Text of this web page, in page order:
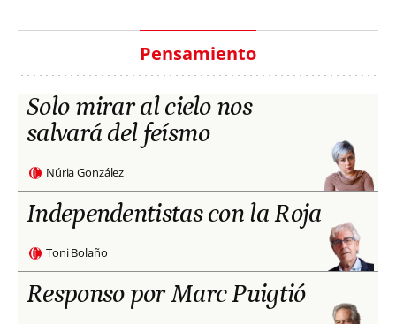
Pensamiento
Solo mirar al cielo nos
salvará del feísmo
Núria González
Independentistas con la Roja
Toni Bolaño
Responso por Marc Puigtió